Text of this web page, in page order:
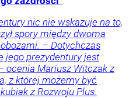
nic nie wskazuje na to,
spory między dwoma
– Dotychczas
jego prezydentury jest
ocenia Mariusz Witczak z
z której możemy być
z Rozwoju Plus.